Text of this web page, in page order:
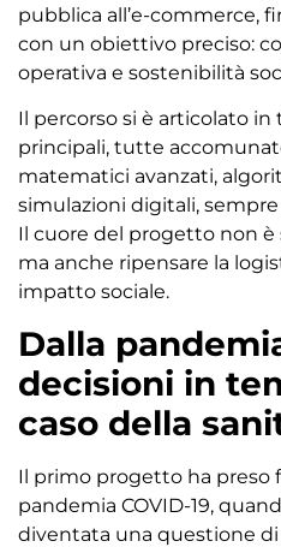
pubblica all’e-commerce,
con un obiettivo preciso:
operativa e sostenibilità
Il percorso si è articolato in
principali, tutte
matematici avanzati,
simulazioni digitali,
Il cuore del progetto non è
ma anche ripensare la
impatto sociale.
Dalla
decisioni in
caso della
Il primo progetto ha preso
pandemia COVID-19,
diventata una questione di